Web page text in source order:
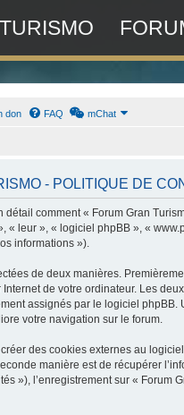
don FAQ mChat
- POLITIQUE DE
comment « Forum Gran
« leur », « logiciel phpBB », «
informations »).
de deux manières.
de votre ordinateur. Les
assignés par le logiciel
votre navigation sur le forum.
des cookies externes au
manière est de récupérer
»), l’enregistrement sur « Forum